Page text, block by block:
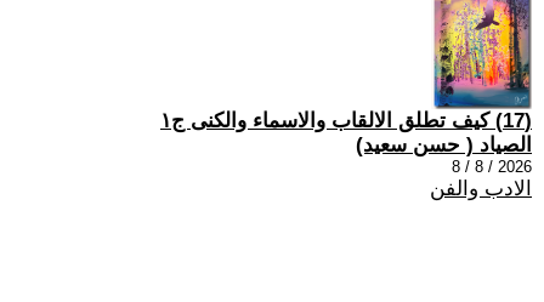
(17) كيف تطلق الالقاب والاسماء والكنى ج١
الصياد ‏( حسن سعيد‏)
2026 / 8 / 8
الادب والفن